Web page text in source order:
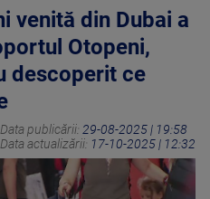
venită din Dubai a
Otopeni,
descoperit ce
Data publicării: 29-08-2025 | 19:58
Data actualizării: 17-10-2025 | 12:32